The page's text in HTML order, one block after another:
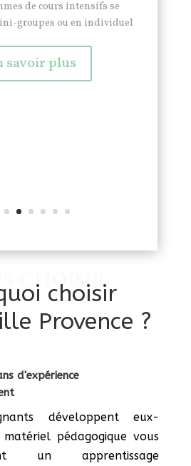
intensifs sont destinés à
étrangers adultes
savoir plus
CHOISIR
choisir
Provence ?
d'expérience
développent eux-
pédagogique vous
un apprentissage